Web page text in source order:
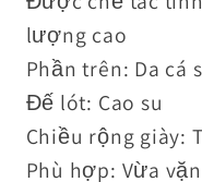
lượng cao
Phần trên: Da cá
Đế lót: Cao su
Chiều rộng giày:
Phù hợp: Vừa